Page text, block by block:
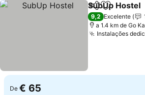
PartilharAdicionar
SubUp Hostel
9,2 Excelente
a 1.4 km de Go
Instalações
De € 65